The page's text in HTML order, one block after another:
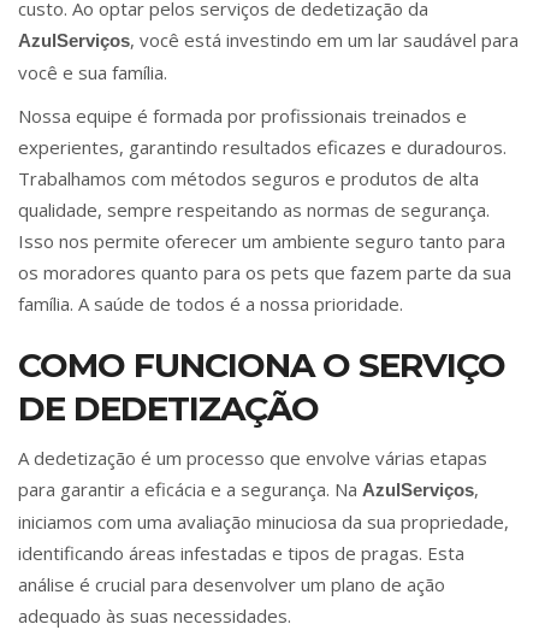
custo. Ao optar pelos serviços de dedetização da
AzulServiços, você está investindo em um lar saudável para
você e sua família.
Nossa equipe é formada por profissionais treinados e
experientes, garantindo resultados eficazes e duradouros.
Trabalhamos com métodos seguros e produtos de alta
qualidade, sempre respeitando as normas de segurança.
Isso nos permite oferecer um ambiente seguro tanto para
os moradores quanto para os pets que fazem parte da sua
família. A saúde de todos é a nossa prioridade.
COMO FUNCIONA O SERVIÇO
DE DEDETIZAÇÃO
A dedetização é um processo que envolve várias etapas
para garantir a eficácia e a segurança. Na AzulServiços,
iniciamos com uma avaliação minuciosa da sua propriedade,
identificando áreas infestadas e tipos de pragas. Esta
análise é crucial para desenvolver um plano de ação
adequado às suas necessidades.